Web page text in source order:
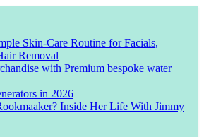
Skin-Care Routine for Facials,
Removal
with Premium bespoke water
in 2026
Inside Her Life With Jimmy